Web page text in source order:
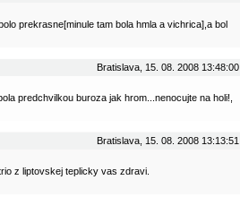
prekrasne[minule tam bola hmla a vichrica],a bol
Bratislava, 15. 08. 2008 13:48:00
predchvilkou buroza jak hrom...nenocujte na holi!,
Bratislava, 15. 08. 2008 13:13:51
z liptovskej teplicky vas zdravi.